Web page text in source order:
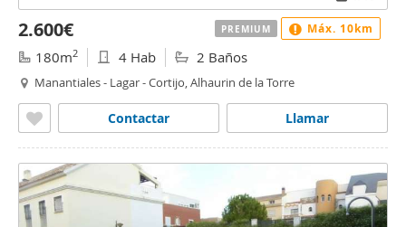
2.600€
180m2 4 Hab 2 Baños
Manantiales - Lagar - Cortijo, Alhaurin de la Torre
Llamar
Contactar
PREMIUM Máx. 10km